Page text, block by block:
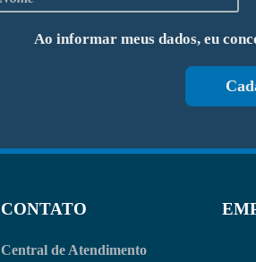
Ao informar meus dados, eu
CONTATO
Central de Atendimento